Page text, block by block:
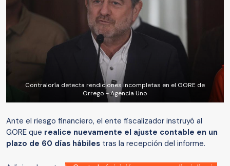
Contraloría detecta rendiciones incompletas en el GORE de
Orrego - Agencia Uno
Ante el riesgo financiero, el ente fiscalizador instruyó al
GORE que realice nuevamente el ajuste contable en un
plazo de 60 días hábiles tras la recepción del informe.